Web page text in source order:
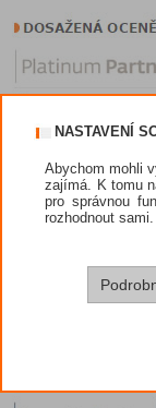
NASTAVENÍ
Abychom mohli
zajímá. K tomu
pro správnou
rozhodnout sami.